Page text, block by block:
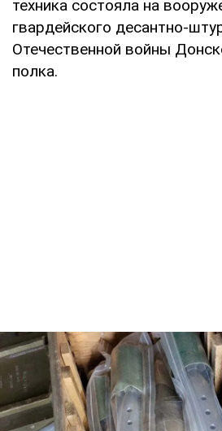
техника состояла на
гвардейского десантно-
Отечественной войны
полка.